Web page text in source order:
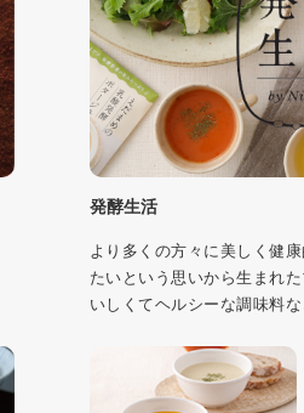
発酵生活
より多くの方々に美しく健
たいという思いから生まれ
いしくてヘルシーな調味料な